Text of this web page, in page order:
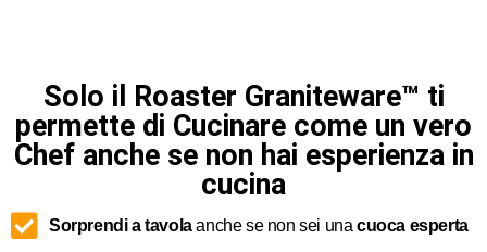
Solo il Roaster Graniteware™ ti
permette di Cucinare come un vero
Chef anche se non hai esperienza in
cucina
Sorprendi a tavolaanche se non sei unacuoca esperta